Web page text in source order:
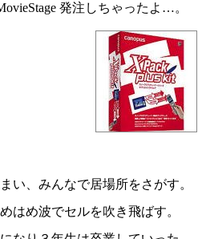
発注しちゃったよ…。
い、みんなで居場所をさがす。
はめ波でセルを吹き飛ばす。